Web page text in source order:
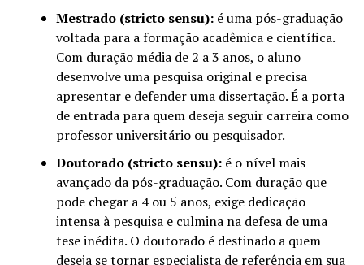
Mestrado (stricto sensu):é uma pós-graduação
voltada para a formação acadêmica e científica.
Com duração média de 2 a 3 anos, o aluno
desenvolve uma pesquisa original e precisa
apresentar e defender uma dissertação. É a porta
de entrada para quem deseja seguir carreira como
professor universitário ou pesquisador.
Doutorado (stricto sensu):é o nível mais
avançado da pós-graduação. Com duração que
pode chegar a 4 ou 5 anos, exige dedicação
intensa à pesquisa e culmina na defesa de uma
tese inédita. O doutorado é destinado a quem
deseja se tornar especialista de referência em sua